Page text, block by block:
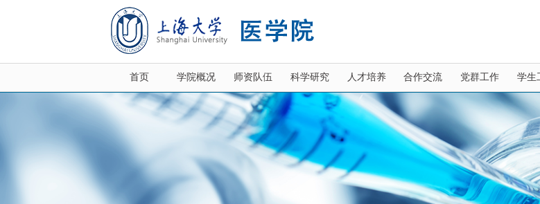
首页 学院概况 师资队伍 科学研究 人才培养 合作交流 党群工作 学生